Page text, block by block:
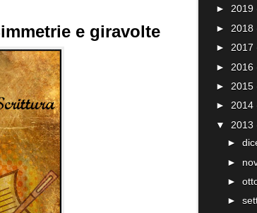
e giravolte
► 2019
► 2018
► 2017
► 2016
► 2015
► 2014
▼ 2013
►
►
►
►